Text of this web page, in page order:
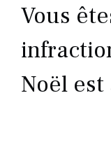
Vous
Noël est